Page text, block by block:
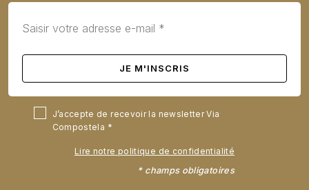
J’accepte de recevoir la newsletter Via
Compostela
Lire notre politique de confidentialité
* champs obligatoires